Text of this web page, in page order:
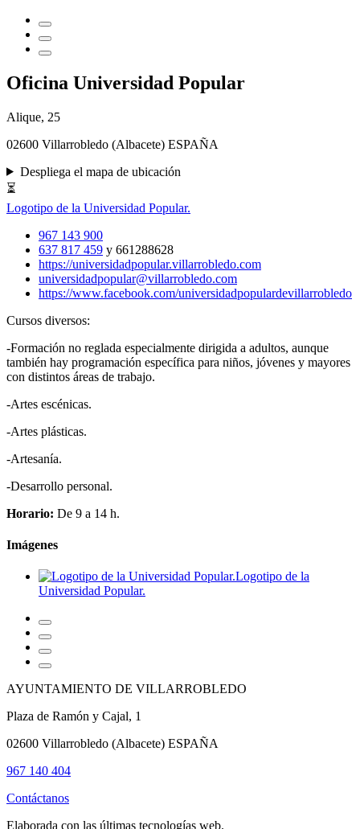
Oficina Universidad Popular
Alique, 25
02600 Villarrobledo (Albacete) ESPAÑA
Despliega el mapa de ubicación
⏳
Logotipo de la Universidad Popular.
967 143 900
637 817 459 y 661288628
https://universidadpopular.villarrobledo.com
universidadpopular@villarrobledo.com
https://www.facebook.com/universidadpopulardevillarrobledo
Cursos diversos:
-Formación no reglada especialmente dirigida a adultos, aunque
también hay programación específica para niños, jóvenes y mayores
con distintos áreas de trabajo.
-Artes escénicas.
-Artes plásticas.
-Artesanía.
-Desarrollo personal.
Horario: De 9 a 14 h.
Imágenes
Logotipo de la
Universidad Popular.
AYUNTAMIENTO DE VILLARROBLEDO
Plaza de Ramón y Cajal, 1
02600 Villarrobledo (Albacete) ESPAÑA
967 140 404
Contáctanos
Elaborada con las últimas tecnologías web.